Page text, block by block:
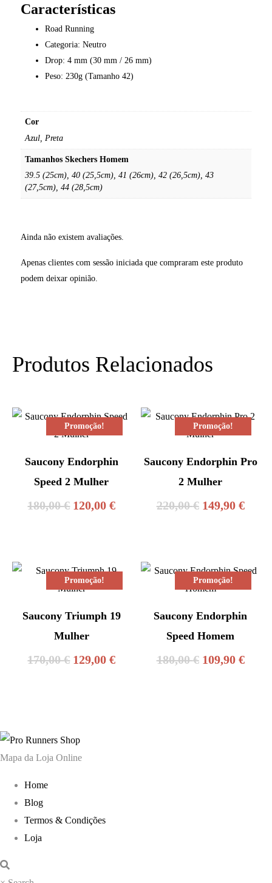
Características
Road Running
Categoria: Neutro
Drop: 4 mm (30 mm / 26 mm)
Peso: 230g (Tamanho 42)
Cor
Azul, Preta
Tamanhos Skechers Homem
39.5 (25cm), 40 (25,5cm), 41 (26cm), 42 (26,5cm), 43
(27,5cm), 44 (28,5cm)
Ainda não existem avaliações.
Apenas clientes com sessão iniciada que compraram este produto
podem deixar opinião.
Produtos Relacionados
Promoção!
Saucony Endorphin
Speed 2 Mulher
180,00€ O
era:
180,00 €.
120,00€O
é:
Promoção!
Saucony Endorphin Pro
2 Mulher
220,00€ O
era:
220,00 €.
149,90 €O
é:
Promoção!
Saucony Triumph 19
Mulher
170,00€ O
170,00 €.
129,00€O
Promoção!
Saucony Endorphin
Speed Homem
180,00€ O
109,90 €O
Mapa da Loja Online
Home
Blog
Termos & Condições
Loja